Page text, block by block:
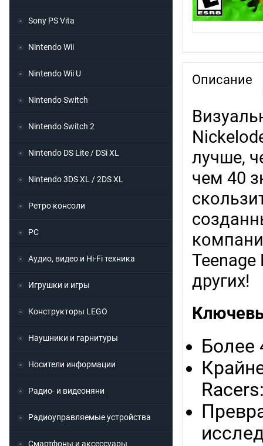
Описание
лучше,
чем 40
Teenage
других!
Более
Sony PS Vita
Nintendo Wii
Nintendo Wii U
Nintendo Switch
Nintendo Switch 2
Nintendo DS Lite / DSi XL
Nintendo 3DS XL / 2DS XL
Ретро консоли
PC
Аудио, видео и Hi-Fi техника
Игрушки и игры
Конструкторы LEGO
Наушники и гарнитуры
Носители информации
Радио- и видеоняни
Радиоуправляемые устройства
Смартфоны и аксессуары